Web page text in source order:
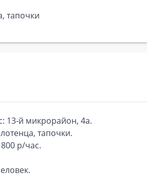
тапочки
13-й микрорайон, 4а.
тапочки.
р/час.